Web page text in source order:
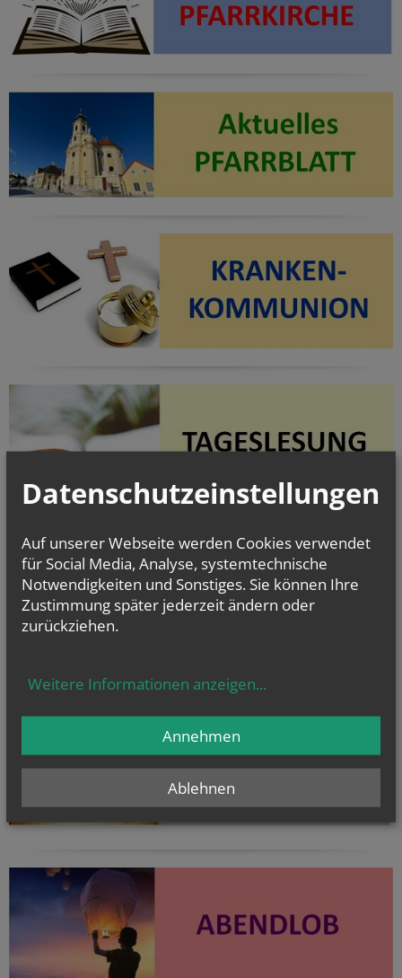
Evangelium
von heute
Joh 12, 24-26
Wenn das Weizenkorn stirbt, bringt es reiche Frucht
Datenschutzeinstellungen
Auf unserer Webseite werden Cookies verwendet
für Social Media, Analyse, systemtechnische
Notwendigkeiten und Sonstiges. Sie können Ihre
Zustimmung später jederzeit ändern oder
zurückziehen.
Weitere Informationen anzeigen...
Ablehnen
Annehmen